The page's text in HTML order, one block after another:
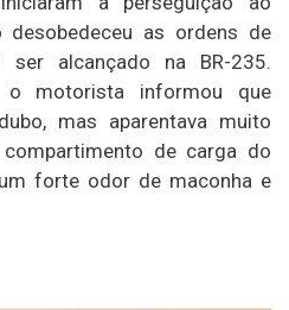
as ordens de
alcançado na BR-235.
o motorista informou que
mas aparentava muito
de carga do
forte odor de maconha e